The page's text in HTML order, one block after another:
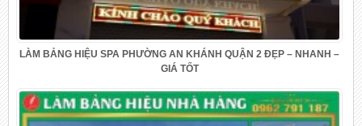
LÀM BẢNG HIỆU SPA PHƯỜNG AN KHÁNH QUẬN 2 ĐẸP – NHANH –
GIÁ TỐT